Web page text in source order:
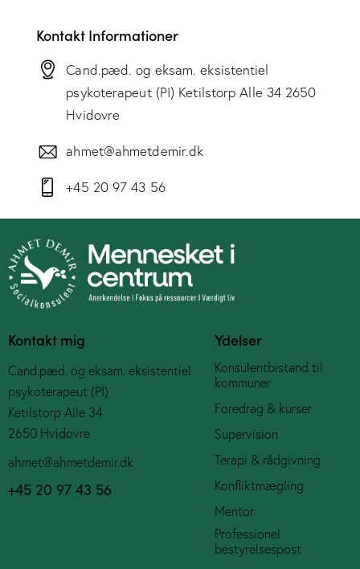
Kontakt Informationer
Cand.pæd. og eksam. eksistentiel
psykoterapeut (PI) Ketilstorp Alle 34 2650
Hvidovre
ahmet@ahmetdemir.dk
+45 20 97 43 56
Kontakt mig
Cand.pæd. og eksam. eksistentiel
psykoterapeut (PI)
Ketilstorp Alle 34
2650 Hvidovre
ahmet@ahmetdemir.dk
+45 20 97 43 56
Ydelser
Konsulentbistand til
kommuner
Foredrag & kurser
Supervision
Terapi & rådgivning
Konfliktmægling
Mentor
Professionel
bestyrelsespost